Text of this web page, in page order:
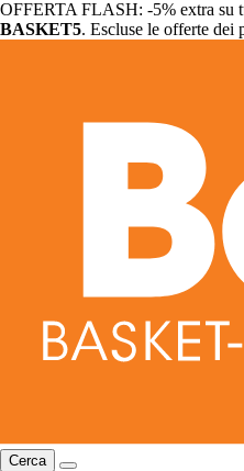
OFFERTA FLASH: -5% extra su
BASKET5. Escluse le offerte dei
Cerca